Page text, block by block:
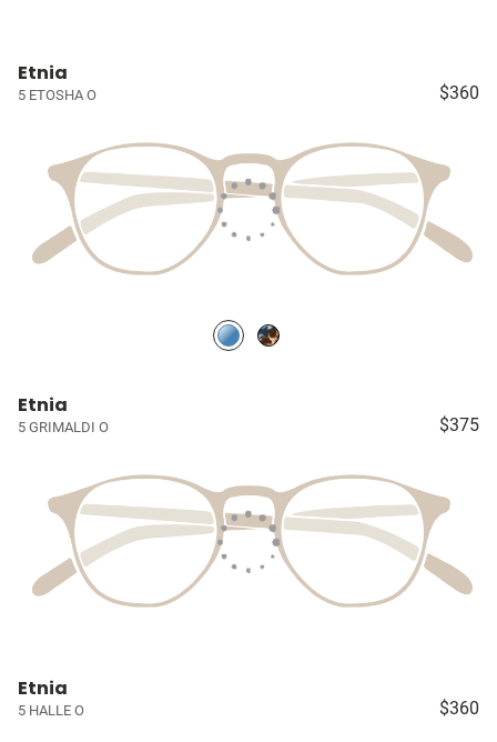
Etnia
5 ETOSHA O $360
Etnia
5 GRIMALDI O $375
Etnia
5 HALLE O $360